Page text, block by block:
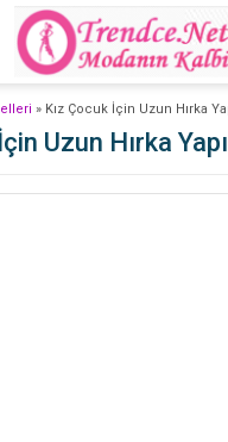
» Kız Çocuk İçin Uzun Hırka
Uzun Hırka